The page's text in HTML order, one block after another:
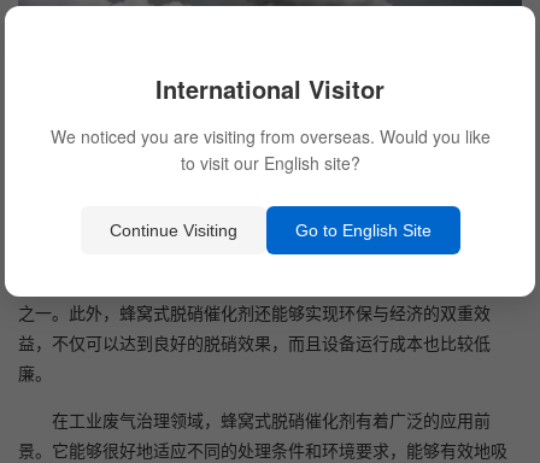
蜂窝式脱硝催化剂具有许多优点，如可以适应不同的处理条件
和不同的废气成分，针对不同的工业厂房进行设计，并且可以节约
之一。此外，蜂窝式脱硝催化剂还能够实现环保与经济的双重效
益，不仅可以达到良好的脱硝效果，而且设备运行成本也比较低
廉。
在工业废气治理领域，蜂窝式脱硝催化剂有着广泛的应用前
景。它能够很好地适应不同的处理条件和环境要求，能够有效地吸
International Visitor
We noticed you are visiting from overseas. Would you like
to visit our English site?
Continue Visiting Go to English Site